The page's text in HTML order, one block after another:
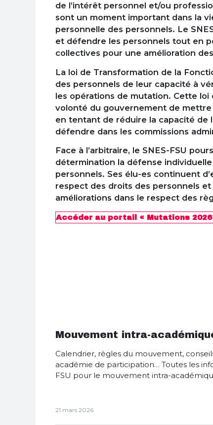
de l’intérêt personnel et/ou
sont un moment important dans la
personnelle des personnels. Le
et défendre les personnels tout en
collectives pour une amélioration
La loi de Transformation de la
des personnels de leur capacité à
les opérations de mutation. Cette loi
volonté du gouvernement de
en tentant de réduire la capacité de
défendre dans les commissions
Face à l’arbitraire, le SNES-FSU
détermination la défense
personnels. Ses élu-es continuent
respect des droits des personnels
améliorations dans le respect des
Accéder au portail « Mutations 2026
Mouvement intra-
Calendrier, règles du mouvement,
académie de participation… Toutes les
FSU pour le mouvement intra-
21 mars 2026